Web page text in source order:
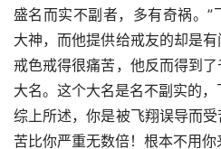
盛名而实不副者，多有奇祸。
大神，而他提供给戒友的却是
戒色戒得很痛苦，他反而得到
大名。这个大名是名不副实的，
综上所述，你是被飞翔误导而
苦比你严重无数倍！根本不用你